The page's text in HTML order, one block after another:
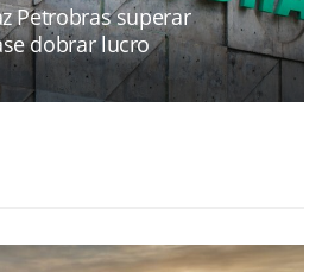
Petrobras superar
dobrar lucro